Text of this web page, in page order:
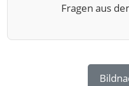
Fragen aus